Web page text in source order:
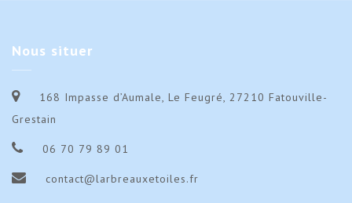
Nous situer
168 Impasse d’Aumale, Le Feugré, 27210 Fatouville-
Grestain
06 70 79 89 01
contact@larbreauxetoiles.fr